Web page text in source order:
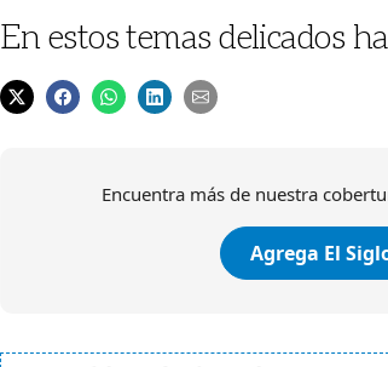
En estos temas delicados
Encuentra más de nuestra
Agrega El